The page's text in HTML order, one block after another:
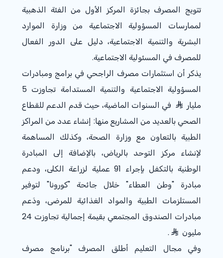
تتويج المصرف بجائزة المركز الأول من الفئة الذهبية
لممارسات المسؤولية الاجتماعية من وزارة الموارد
البشرية والتنمية الاجتماعية، دليل على الدور الفعال
للمصرف في المسئولية الاجتماعية.
يذكر أن استثمارات مصرف الراجحي في برامج ومبادرات
المسؤولية الاجتماعية والتنمية المستدامة تجاوزت 5
مليار
في السنوات الماضية، حيث قدم الدعم للقطاع
الصحي بالعديد من المشاريع منها: إنشاء عدد من المراكز
الطبية بالتعاون مع وزارة الصحة، وكذلك المساهمة
لإنشاء مركز التوحد بالرياض، بالإضافة إلى المبادرة
الوطنية بالتكفل بإجراء 91 عملية لزراعة الكلى، ودعم
مبادرة "وطن العطاء" خلال جائحة "كورونا" لتوفير
المستلزمات الطبية والمواد الغذائية للمرضى، ودَعم
مبادرات الصندوق المجتمعي بقيمة إجمالية تجاوزت 24
مليون
.
وفي مجال التعليم أطلق المصرف "برنامج مصرف